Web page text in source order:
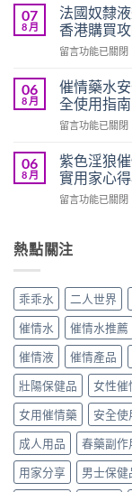
哪
裡
買
最
心？
2026
貨
道
與
價
整
攻
中
KI
失
憶
水
果
評
價
｜
國
NO.1
力
迷
實
家
得
與
香
港
購
買
攻
略〉
07
8 月
法國奴隸
香港購買
在
國
奴
隸
液
果
評
價
｜
乖
實
家
得
與
香
港
購
買
攻
略〉
留言功能已關閉
06
8 月
催情藥水
全使用指南
在
情
藥
水
安
2026
催
情
副
用
真
相
與
安
全
使
用
留言功能已關閉
06
8 月
紫色淫狼
實用家心
在
淫
狼
情
效
果
評
價
｜
比
利
時
進
口
催
情
留言功能已關閉
熱點關注
乖乖水 二人世界
催情水
催情水推薦
催情液
催情產品
壯陽保健品
女性催
女用催情藥
安全使
成人用品
春藥副作
用家分享
男士保健